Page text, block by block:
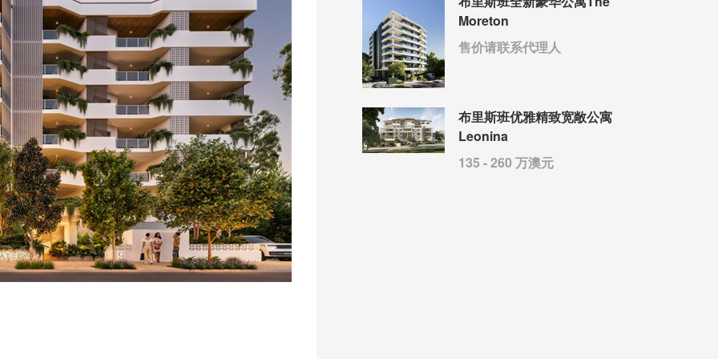
Moreton
售价请联系代理人
布里斯班优雅精致宽敞公寓
Leonina
135 - 260 万澳元